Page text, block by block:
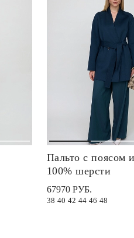
Пальто с поясом
100% шерсти
67970 РУБ.
38 40 42 44 46 48